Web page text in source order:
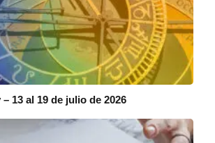
13 al 19 de julio de 2026